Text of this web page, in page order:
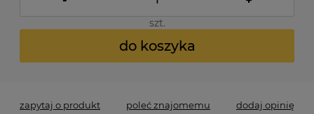
szt.
do koszyka
zapytaj o produkt poleć znajomemu
dodaj opinię